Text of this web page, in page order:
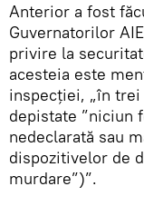
Anterior a fost
Guvernatorilor
privire la
acesteia este
inspecției, „în
depistate ”niciun
nedeclarată sau
dispozitivelor de
murdare”)”.